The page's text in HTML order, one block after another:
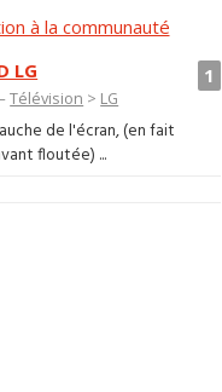
à la communauté
1
LG
Télévision > LG
de l'écran, (en fait
floutée) ...